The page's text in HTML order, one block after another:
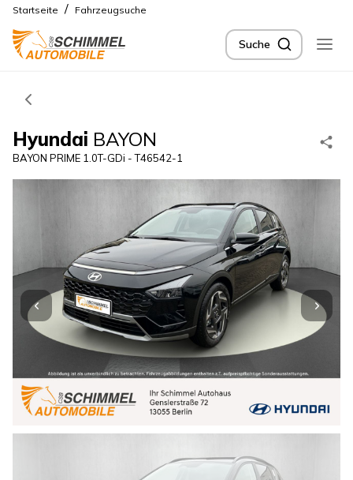
Startseite / Fahrzeugsuche
Suche
Hyundai BAYON
BAYON PRIME 1.0T-GDi - T46542-1